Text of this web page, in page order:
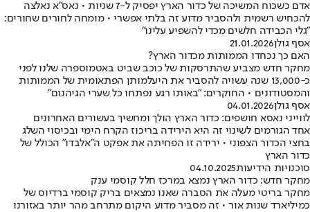
אדם כשכוח המשיכה של כדור הארץ יפסיק ל-7 שניות • נאס"א נאלצה
להכחיש רשמית ולהסביר מדוע זה בלתי אפשרי • מומחה לחורים שחורים:
"גלי הכבידה חלשים מכדי להשפיע עלינו"
אסף גולן21.01.2026
האם כך נכחדו הממותות מכדור הארץ?
מחקר חדש מצביע שהתרסקות של כוכב שביט באטמוספרה שלנו לפני
כ-13,000 שנה עשויה להסביר את היעלמותן הפתאומית של הממותות
והמסטודונים • החוקרים: "באותו רגע נפתחו כל שערי הגיהנום"
אסף גולן04.01.2026
לווייני נאסא חושפים: כדור הארץ הולך ומחשיך בעשורים האחרונים
אחד הגורמים לשינוי זה היא הירידה בריכוז הקרח הימי ובכיסוי השלג
בחצי הכדור הצפוני • ירידה זו הפחיתה את אפקט ה"אלבדו" הכולל של
כדור הארץ
סוכנויות הידיעות04.10.2025
מחקר חדש: כדור הארץ נמצא במרכז חלל קוסמי ענק
מחקר בריטי מעלה את הסברה שאנו נמצאים בריק קוסמי ברדיוס של
כמיליארד שנות אור • זה מסביר מדוע היקום מתרחב מהר יותר באזורנו